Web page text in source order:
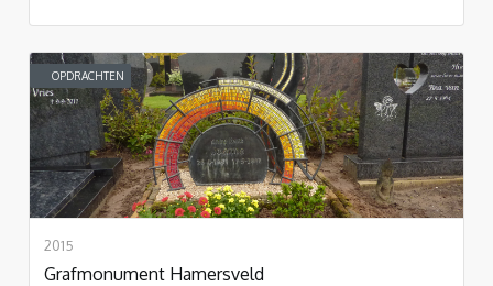
OPDRACHTEN
2015
Grafmonument Hamersveld